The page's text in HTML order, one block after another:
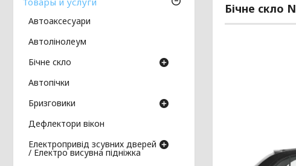
Бічне скло
Автоаксесуари
Автолінолеум
Бічне скло
Автопічки
Бризговики
Дефлектори вікон
Електропривід зсувних дверей
/ Електро висувна підніжка